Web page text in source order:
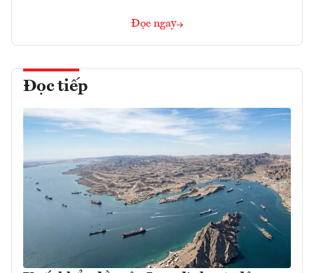
Đọc ngay
Đọc tiếp